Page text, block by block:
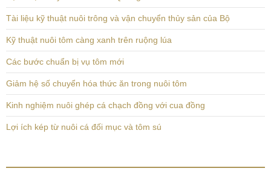
Tài liệu kỹ thuật nuôi trông và vận chuyển thủy sản của Bộ
Kỹ thuật nuôi tôm càng xanh trên ruộng lúa
Các bước chuẩn bị vụ tôm mới
Giảm hệ số chuyển hóa thức ăn trong nuôi tôm
Kinh nghiệm nuôi ghép cá chạch đồng với cua đồng
Lợi ích kép từ nuôi cá đối mục và tôm sú